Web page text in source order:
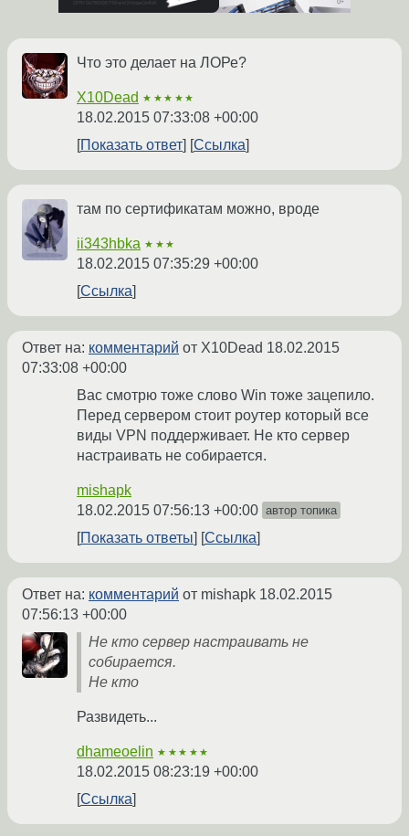
Что это делает на ЛОРе?
X10Dead ★★★★★
18.02.2015 07:33:08 +00:00
Показать ответ
Ссылка
там по сертификатам можно, вроде
ii343hbka ★★★
18.02.2015 07:35:29 +00:00
Ссылка
Ответ на: комментарий от X10Dead 18.02.2015
07:33:08 +00:00
Вас смотрю тоже слово Win тоже зацепило.
Перед сервером стоит роутер который все
виды VPN поддерживает. Не кто сервер
настраивать не собирается.
mishapk
18.02.2015 07:56:13 +00:00 автор топика
Показать ответы Ссылка
Ответ на: комментарий от mishapk 18.02.2015
07:56:13 +00:00
Не кто сервер настраивать не
собирается.
Не кто
Развидеть...
dhameoelin ★★★★★
18.02.2015 08:23:19 +00:00
Ссылка